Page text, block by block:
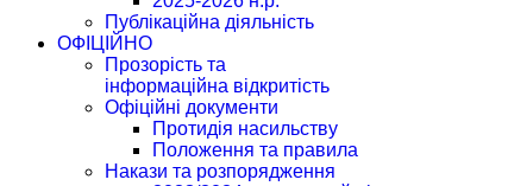
Публікаційна діяльність
ОФІЦІЙНО
Прозорість та
інформаційна відкритість
Офіційні документи
Протидія насильству
Положення та правила
Накази та розпорядження